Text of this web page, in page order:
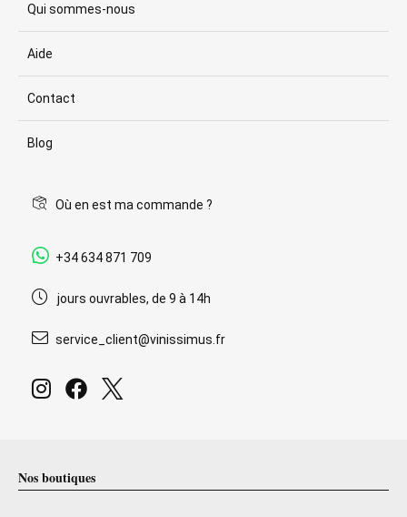
Qui sommes-nous
Aide
Contact
Blog
Où en est ma commande ?
+34 634 871 709
jours ouvrables, de 9 à 14h
service_client@vinissimus.fr
Nos boutiques